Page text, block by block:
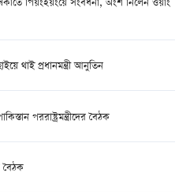
পিয়ংইয়ংয়ে সংবর্ধনা, অংশ নিলেন ওয়াং
থাই প্রধানমন্ত্রী আনুতিন
পররাষ্ট্রমন্ত্রীদের বৈঠক
বৈঠক